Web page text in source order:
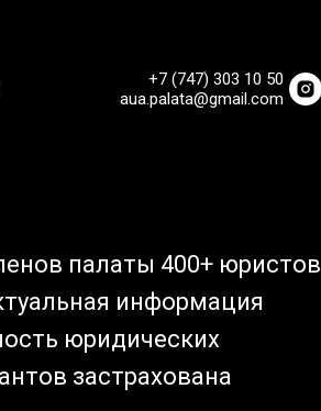
+7 (747) 303 10 50
aua.palata@gmail.com
палаты 400+ юристов
информация
юридических
застрахована